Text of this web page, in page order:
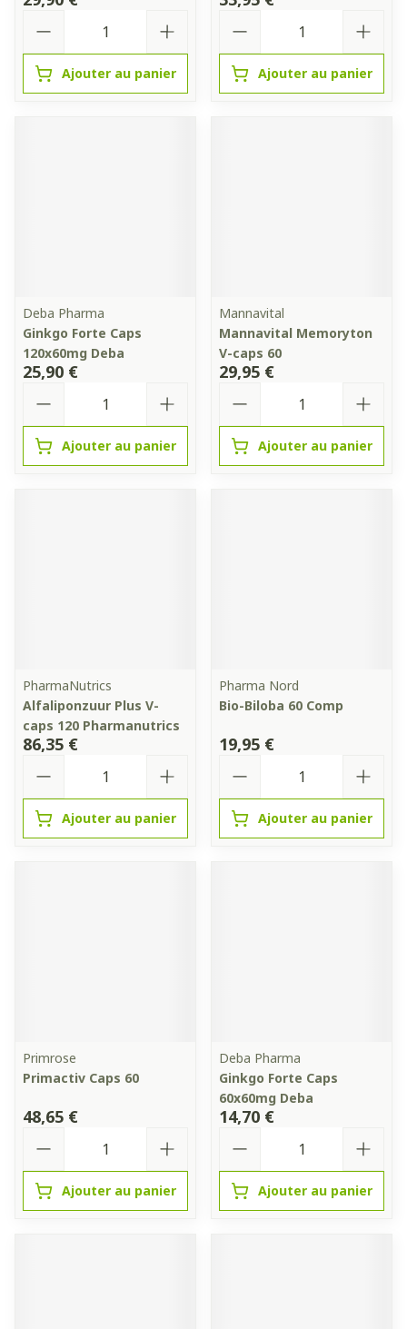
Ajouter au panier Ajouter au panier
Deba Pharma
Ginkgo Forte Caps
120x60mg Deba
25,90 €
Ajouter au panier
Mannavital
Mannavital Memoryton
V-caps 60
29,95 €
Ajouter au panier
PharmaNutrics
Alfaliponzuur Plus V-
caps 120 Pharmanutrics
86,35 €
Ajouter au panier
Pharma Nord
Bio-Biloba 60 Comp
19,95 €
Ajouter au panier
Primrose
Primactiv Caps 60
48,65 €
Ajouter au panier
Deba Pharma
Ginkgo Forte Caps
60x60mg Deba
14,70 €
Ajouter au panier